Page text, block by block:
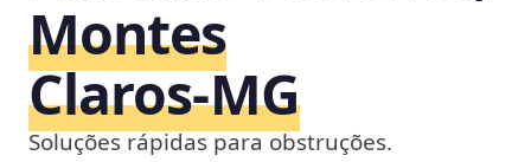
Montes
Claros‑MG
Soluções rápidas para obstruções.